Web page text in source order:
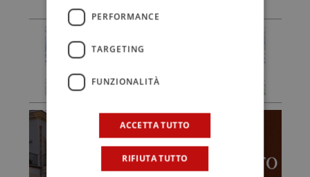
PERFORMANCE
TARGETING
FUNZIONALITÀ
ACCETTA TUTTO
RIFIUTA TUTTO